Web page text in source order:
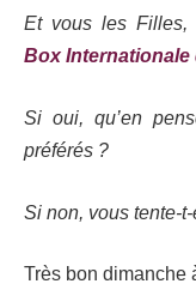
Et vous les Filles,
Box Internationale
Si oui, qu’en
préférés ?
Si non, vous tente-
Très bon dimanche